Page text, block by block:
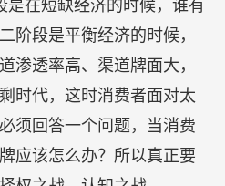
和战略性增长，其中，战术
销、买流量、追风口等；
心智就是如何在所在领域
将结束，如果企业不在一个领域里
困难了， 因为商业战争的所有道